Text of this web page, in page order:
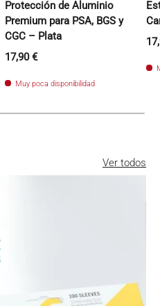
Protección de Aluminio
Premium para PSA, BGS y
CGC – Plata
Precio normal
17,90 €
Muy poca disponibilidad
Ver todos